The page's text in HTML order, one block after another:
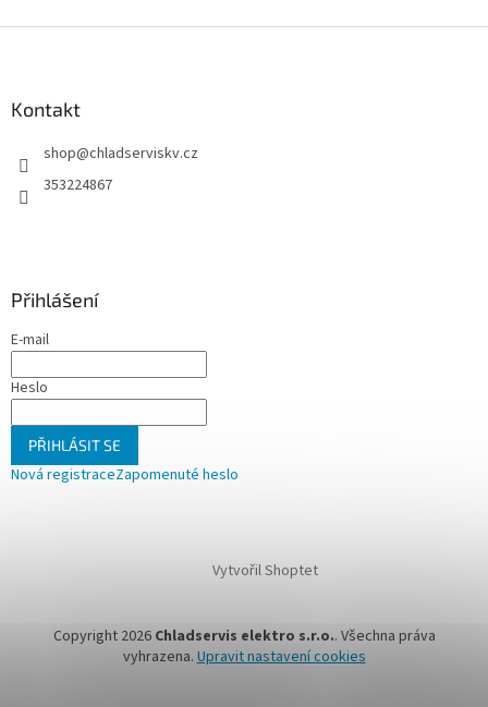
Kontakt
shop@chladserviskv.cz
353224867
Přihlášení
E-mail
Heslo
PŘIHLÁSIT SE
Nová registraceZapomenuté heslo
Vytvořil Shoptet
Copyright 2026 Chladservis elektro s.r.o.. Všechna práva
vyhrazena.Upravit nastavení cookies